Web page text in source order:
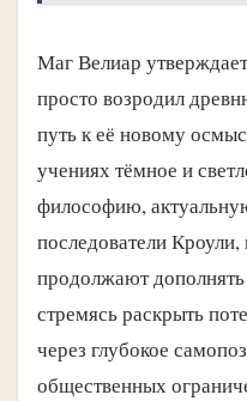
Маг Велиар
просто возродил
путь к её новому
учениях тёмное и
философию,
последователи
продолжают
стремясь раскрыть
через глубокое
общественных